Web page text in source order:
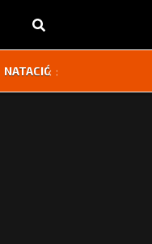
NATACIÓN
‹ ›